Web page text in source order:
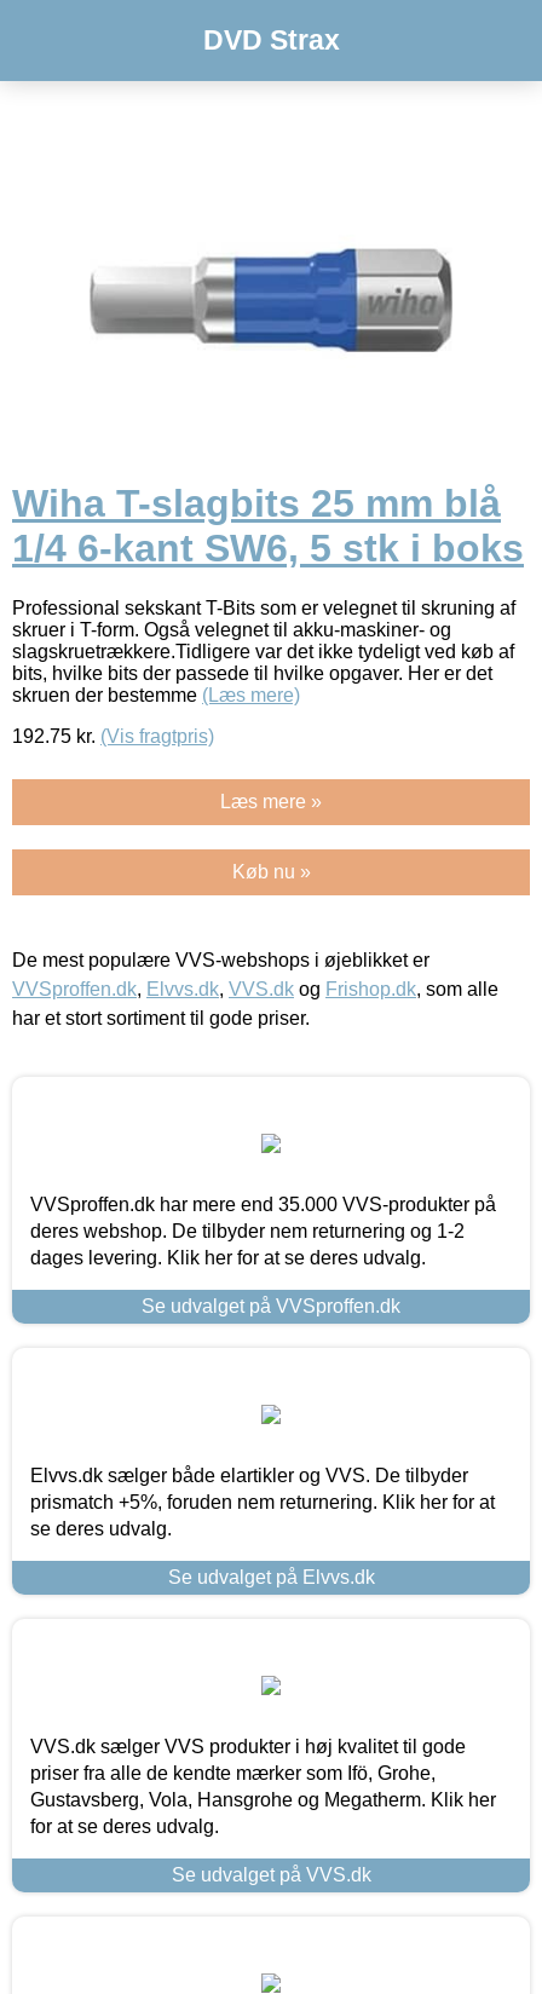
DVD Strax
Wiha T-slagbits 25 mm blå
1/4 6-kant SW6, 5 stk i boks
Professional sekskant T-Bits som er velegnet til skruning af
skruer i T-form. Også velegnet til akku-maskiner- og
slagskruetrækkere.Tidligere var det ikke tydeligt ved køb af
bits, hvilke bits der passede til hvilke opgaver. Her er det
skruen der bestemme (Læs mere)
192.75 kr. (Vis fragtpris)
Læs mere »
Køb nu »
De mest populære VVS-webshops i øjeblikket er
VVSproffen.dk, Elvvs.dk, VVS.dk og Frishop.dk, som alle
har et stort sortiment til gode priser.
VVSproffen.dk har mere end 35.000 VVS-produkter på
deres webshop. De tilbyder nem returnering og 1-2
dages levering. Klik her for at se deres udvalg.
Se udvalget på VVSproffen.dk
Elvvs.dk sælger både elartikler og VVS. De tilbyder
prismatch +5%, foruden nem returnering. Klik her for at
se deres udvalg.
Se udvalget på Elvvs.dk
VVS.dk sælger VVS produkter i høj kvalitet til gode
priser fra alle de kendte mærker som Ifö, Grohe,
Gustavsberg, Vola, Hansgrohe og Megatherm. Klik her
for at se deres udvalg.
Se udvalget på VVS.dk